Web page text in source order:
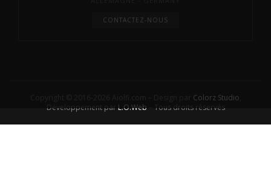
CONTACTEZ-NOUS
Colorz Studio
Développement par L.O.Web – Tous droits réservés